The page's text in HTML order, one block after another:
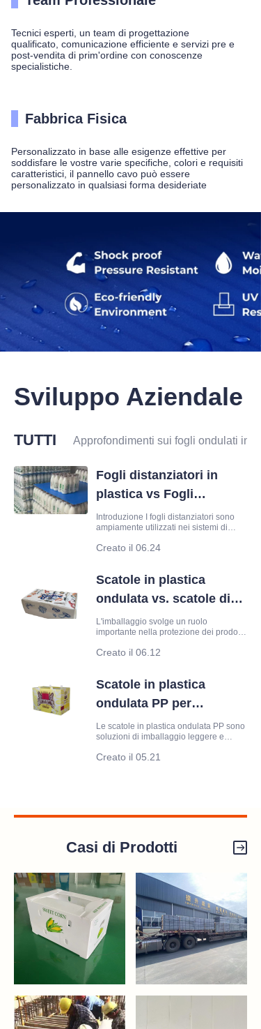
Tecnici esperti, un team di progettazione
qualificato, comunicazione efficiente e servizi pre e
post-vendita di prim'ordine con conoscenze
specialistiche.
Fabbrica Fisica
Personalizzato in base alle esigenze effettive per
soddisfare le vostre varie specifiche, colori e requisiti
caratteristici, il pannello cavo può essere
personalizzato in qualsiasi forma desideriate
Sviluppo Aziendale
TUTTI Approfondimenti sui fogli ondulati in
Fogli distanziatori in
plastica vs Fogli
distanziatori in cartone:
quale è meglio per
l'imballaggio?
Introduzione I fogli distanziatori sono
ampiamente utilizzati nei sistemi di
separare i prodotti, migliorare la
distanziatori in cartone sono da tempo
distanziatori in plastica realizzati in
Creato il 06.24
Scatole in plastica
ondulata vs. scatole di
cartone: quale è meglio
per l'imballaggio?
L'imballaggio svolge un ruolo
importante nella protezione dei prodotti
Mentre le scatole di cartone sono state
stanno diventando sempre più popolari
Creato il 06.12
Scatole in plastica
ondulata PP per
imballaggio e stoccaggio
Le scatole in plastica ondulata PP sono
soluzioni di imballaggio leggere e
polipropilene ondulato. Rispetto alle
Creato il 05.21
Casi di Prodotti